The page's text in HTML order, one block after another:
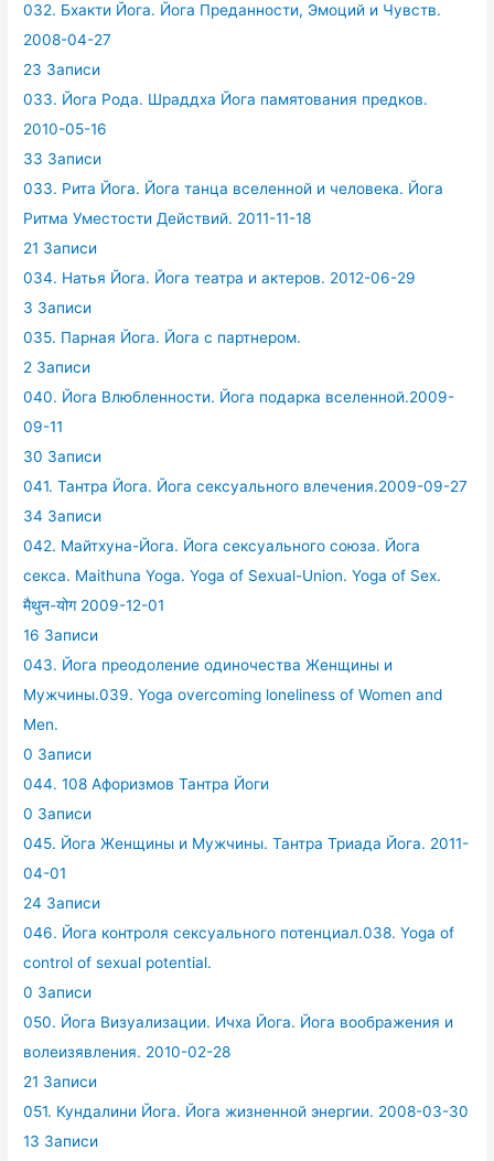
032. Бхакти Йога. Йога Преданности, Эмоций и Чувств.
2008-04-27
23 Записи
033. Йога Рода. Шраддха Йога памятования предков.
2010-05-16
33 Записи
033. Рита Йога. Йога танца вселенной и человека. Йога
Ритма Уместости Действий. 2011-11-18
21 Записи
034. Натья Йога. Йога театра и актеров. 2012-06-29
3 Записи
035. Парная Йога. Йога с партнером.
2 Записи
040. Йога Влюбленности. Йога подарка вселенной.2009-
09-11
30 Записи
041. Тантра Йога. Йога сексуального влечения.2009-09-27
34 Записи
042. Майтхуна-Йога. Йога сексуального союза. Йога
секса. Maithuna Yoga. Yoga of Sexual-Union. Yoga of Sex.
मैथुन-योग 2009-12-01
16 Записи
043. Йога преодоление одиночества Женщины и
Мужчины.039. Yoga overcoming loneliness of Women and
Men.
0 Записи
044. 108 Афоризмов Тантра Йоги
0 Записи
045. Йога Женщины и Мужчины. Тантра Триада Йога. 2011-
04-01
24 Записи
046. Йога контроля сексуального потенциал.038. Yoga of
control of sexual potential.
0 Записи
050. Йога Визуализации. Ичха Йога. Йога воображения и
волеизявления. 2010-02-28
21 Записи
051. Кундалини Йога. Йога жизненной энергии. 2008-03-30
13 Записи